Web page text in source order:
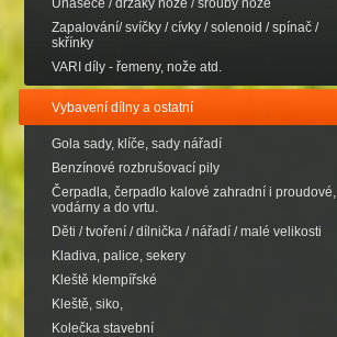
Unašeče / držáky nože / šrouby nože
Zapalování/ svíčky / cívky / solenoid / spínač /
skřínky
VARI díly - řemeny, nože atd.
Vybavení dílny a ostatní
Gola sady, klíče, sady nářadí
Benzínové rozbrušovací pily
Čerpadla, čerpadlo kalové zahradní i proudové,
vodárny a do vrtu.
Děti / tvoření / dílnička / nářadí / malé velikosti
Kladiva, palice, sekery
Kleště klempířské
Kleště, siko,
Kolečka stavební